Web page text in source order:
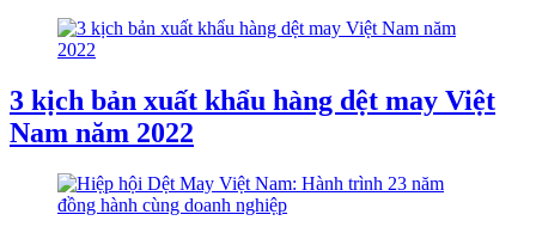
3 kịch bản xuất khẩu hàng dệt may Việt
Nam năm 2022